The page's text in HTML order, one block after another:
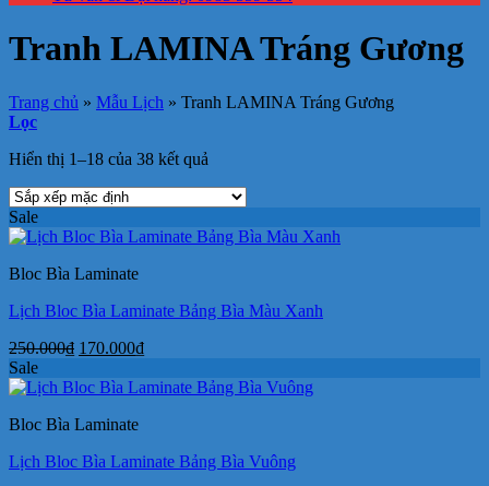
Tranh LAMINA Tráng Gương
Trang chủ » Mẫu Lịch » Tranh LAMINA Tráng Gương
Lọc
Hiển thị 1–18 của 38 kết quả
Sale
Bloc Bìa Laminate
Lịch Bloc Bìa Laminate Bảng Bìa Màu Xanh
250.000₫ Giá
là:
170.000₫Giá
tại
Sale
Bloc Bìa Laminate
Lịch Bloc Bìa Laminate Bảng Bìa Vuông